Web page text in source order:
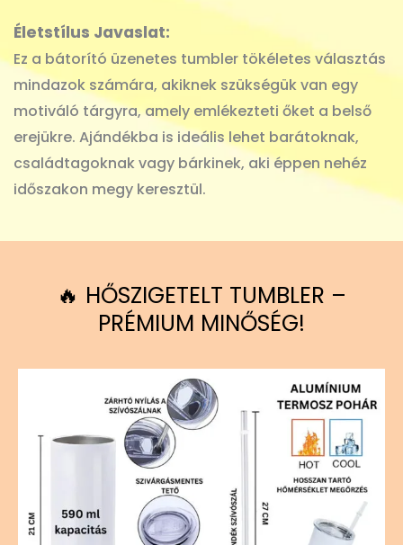
Életstílus Javaslat:
Ez a bátorító üzenetes tumbler tökéletes választás
mindazok számára, akiknek szükségük van egy
motiváló tárgyra, amely emlékezteti őket a belső
erejükre. Ajándékba is ideális lehet barátoknak,
családtagoknak vagy bárkinek, aki éppen nehéz
időszakon megy keresztül.
🔥 HŐSZIGETELT TUMBLER –
PRÉMIUM MINŐSÉG!